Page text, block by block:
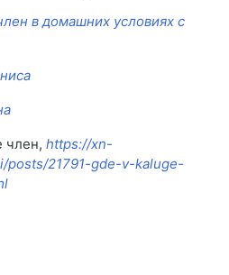
в домашних условиях с
член, https://xn-
posts/21791-gde-v-kaluge-